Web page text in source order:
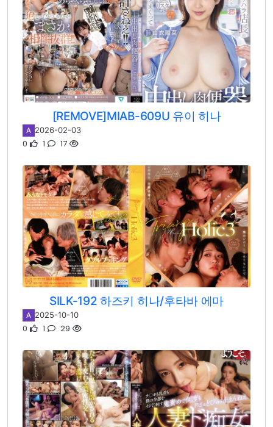
[REMOVE]MIAB-609U 유이 히나
A 2026-02-03
0 1 17
SILK-192 하즈키 히나/후타바 에마
A 2025-10-10
0 1 29